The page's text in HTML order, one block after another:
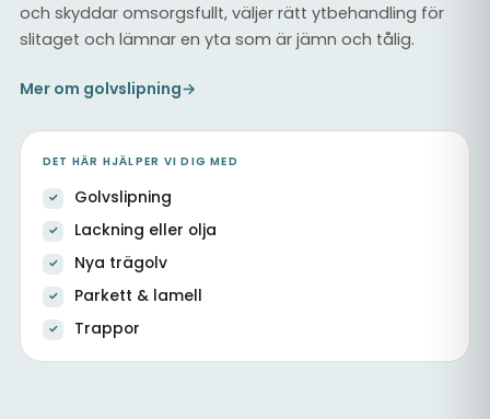
och skyddar omsorgsfullt, väljer rätt ytbehandling för
slitaget och lämnar en yta som är jämn och tålig.
Mer om golvslipning→
DET HÄR HJÄLPER VI DIG MED
Golvslipning
Lackning eller olja
Nya trägolv
Parkett & lamell
Trappor
Slipat och lackat trägolv